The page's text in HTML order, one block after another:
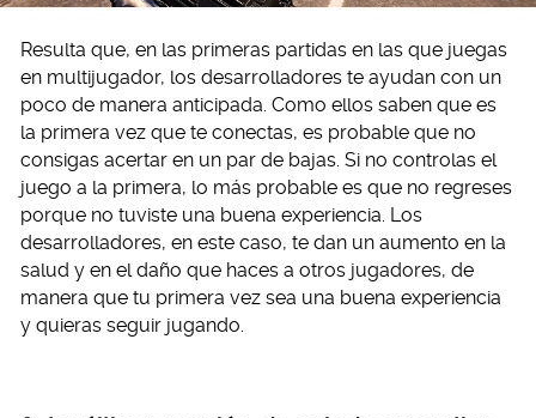
Resulta que, en las primeras partidas en las que juegas
en multijugador, los desarrolladores te ayudan con un
poco de manera anticipada. Como ellos saben que es
la primera vez que te conectas, es probable que no
consigas acertar en un par de bajas. Si no controlas el
juego a la primera, lo más probable es que no regreses
porque no tuviste una buena experiencia. Los
desarrolladores, en este caso, te dan un aumento en la
salud y en el daño que haces a otros jugadores, de
manera que tu primera vez sea una buena experiencia
y quieras seguir jugando.